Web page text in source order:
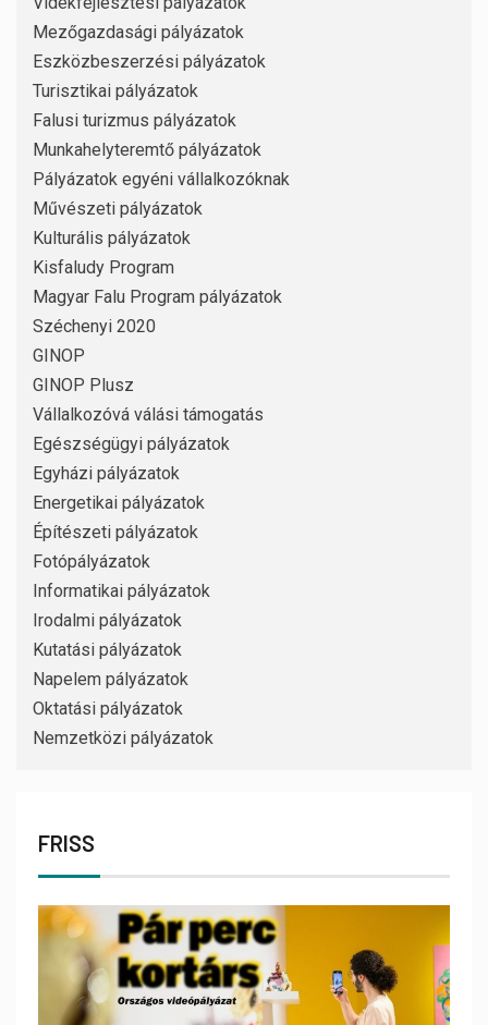
Mezőgazdasági pályázatok
Eszközbeszerzési pályázatok
Turisztikai pályázatok
Falusi turizmus pályázatok
Munkahelyteremtő pályázatok
Pályázatok egyéni vállalkozóknak
Művészeti pályázatok
Kulturális pályázatok
Kisfaludy Program
Magyar Falu Program pályázatok
Széchenyi 2020
GINOP
GINOP Plusz
Vállalkozóvá válási támogatás
Egészségügyi pályázatok
Egyházi pályázatok
Energetikai pályázatok
Építészeti pályázatok
Fotópályázatok
Informatikai pályázatok
Irodalmi pályázatok
Kutatási pályázatok
Napelem pályázatok
Oktatási pályázatok
Nemzetközi pályázatok
FRISS